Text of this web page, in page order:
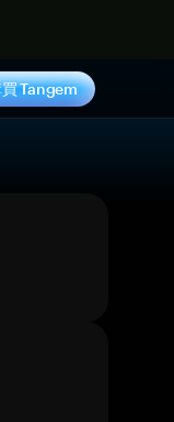
Tangem